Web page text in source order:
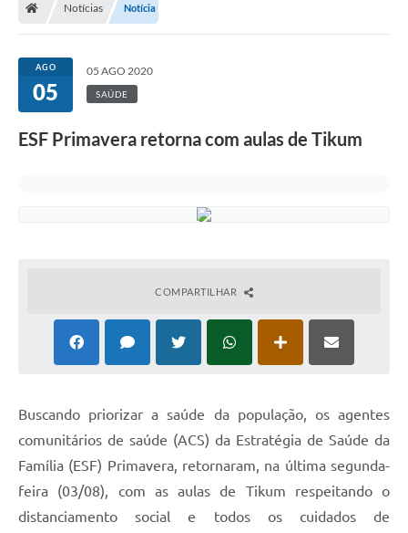
Notícias Notícia
AGO
05
05 AGO 2020
SAÚDE
ESF Primavera retorna com aulas de Tikum
COMPARTILHAR
Buscando priorizar a saúde da população, os agentes
comunitários de saúde (ACS) da Estratégia de Saúde da
Família (ESF) Primavera, retornaram, na última segunda-
feira (03/08), com as aulas de Tikum respeitando o
distanciamento social e todos os cuidados de